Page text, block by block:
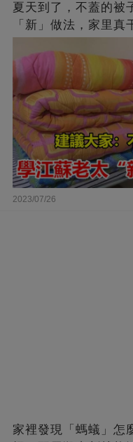
夏天到了，不蓋的被
「新」做法，家里真
2023/07/26
家裡發現「螞蟻」怎